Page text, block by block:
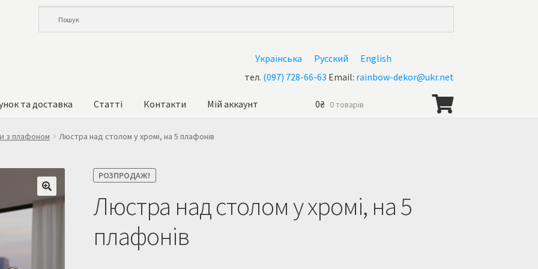
Українська Русский
English
тел. (097) 728-66-63 Email: rainbow-dekor@ukr.net
та доставка Статті Контакти
Мій аккаунт
0₴ 0 товарів
з плафоном Люстра над столом у хромі, на 5 плафонів
РОЗПРОДАЖ!
Люстра над столом у хромі, на 5
плафонів